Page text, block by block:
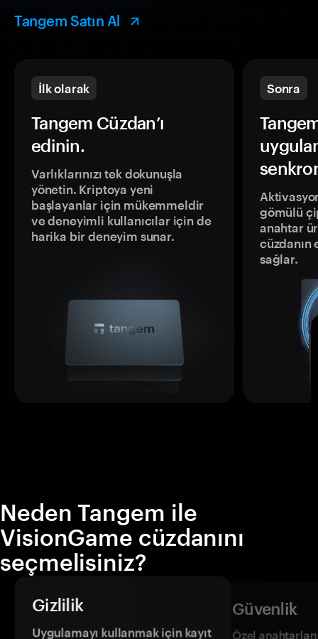
Tangem Satın Al
İlk olarak
Tangem Cüzdan’ı
edinin.
Varlıklarınızı tek dokunuşla
yönetin. Kriptoya yeni
başlayanlar için mükemmeldir
ve deneyimli kullanıcılar için de
harika bir deneyim sunar.
Sonra
gömülü
anahtar
sağlar.
Neden Tangem ile
VisionGame cüzdanını
seçmelisiniz?
Gizlilik
Uygulamayı kullanmak için kayıt
Güvenlik
Özel